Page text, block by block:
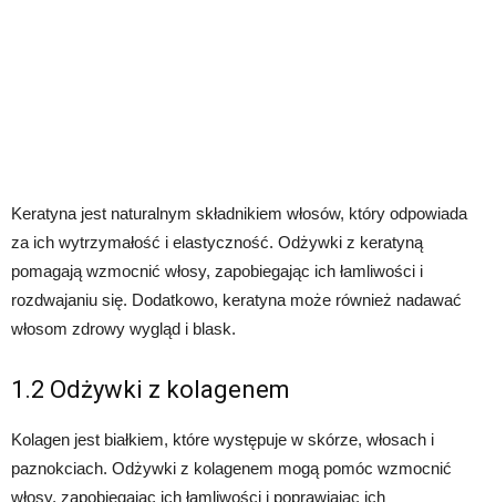
Keratyna jest naturalnym składnikiem włosów, który odpowiada
za ich wytrzymałość i elastyczność. Odżywki z keratyną
pomagają wzmocnić włosy, zapobiegając ich łamliwości i
rozdwajaniu się. Dodatkowo, keratyna może również nadawać
włosom zdrowy wygląd i blask.
1.2 Odżywki z kolagenem
Kolagen jest białkiem, które występuje w skórze, włosach i
paznokciach. Odżywki z kolagenem mogą pomóc wzmocnić
włosy, zapobiegając ich łamliwości i poprawiając ich